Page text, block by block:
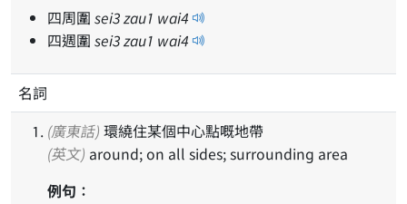
四周圍 sei3zau1 wai4
四週圍 sei3zau1 wai4
名詞
(廣東話) 環繞住某個中心點嘅地帶
(英文) around; on all sides; surrounding area
例句：